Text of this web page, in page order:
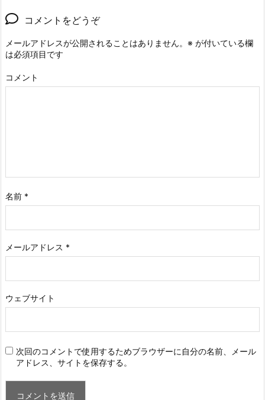
コメントをどうぞ
メールアドレスが公開されることはありません。 ※ が付いている欄
は必須項目です
コメント
名前 *
メールアドレス *
ウェブサイト
次回のコメントで使用するためブラウザーに自分の名前、メール
アドレス、サイトを保存する。